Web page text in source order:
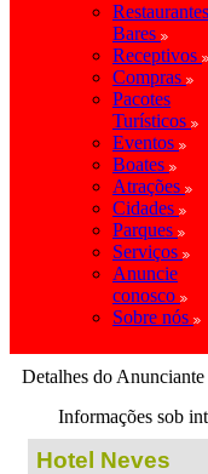
Bares
Receptivos
Compras
Pacotes
Turísticos
Eventos
Boates
Atrações
Cidades
Parques
Serviços
Anuncie
conosco
Sobre nós
Detalhes do
Informações sob
Hotel Neves